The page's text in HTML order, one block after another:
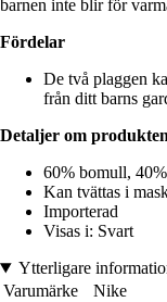
barnen inte blir för
Fördelar
De två plaggen
från ditt barns
Detaljer om produkten
60% bomull,
Kan tvättas i
Importerad
Visas i: Svart
Ytterligare
Varumärke
Nike